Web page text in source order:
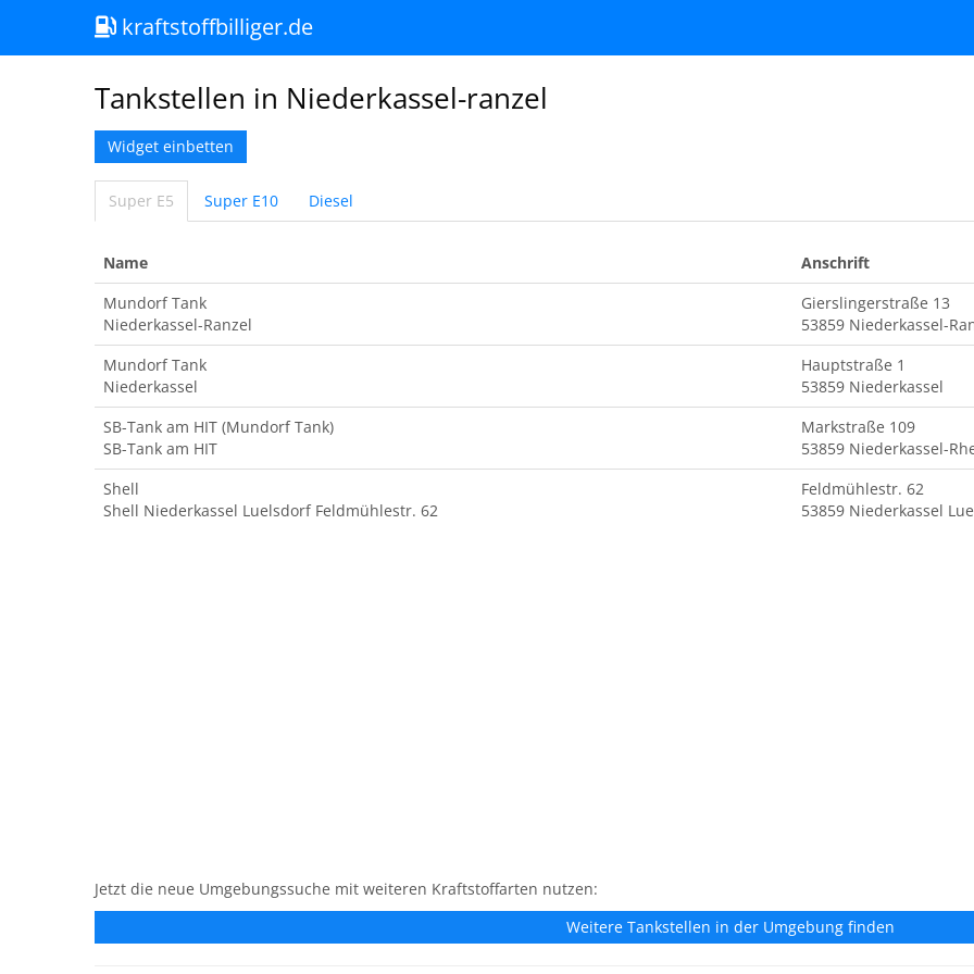
kraftstoffbilliger.de
Tankstellen in Niederkassel-ranzel
Widget einbetten
Super E5 Super E10 Diesel
Name Anschrift
Mundorf Tank
Niederkassel-Ranzel
Gierslingerstraße 13
53859 Niederkassel-
Mundorf Tank
Niederkassel
Hauptstraße 1
53859 Niederkassel
SB-Tank am HIT (Mundorf Tank)
SB-Tank am HIT
Markstraße 109
53859 Niederkassel-
Shell
Shell Niederkassel Luelsdorf Feldmühlestr. 62
Feldmühlestr. 62
53859 Niederkassel
Jetzt die neue Umgebungssuche mit weiteren Kraftstoffarten nutzen:
Weitere Tankstellen in der Umgebung finden